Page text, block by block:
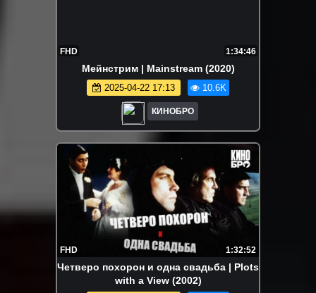
FHD 1:34:46
Мейнстрим | Mainstream (2020)
2025-04-22 17:13 10.6K
КИНОБРО
FHD 1:32:52
Четверо похорон и одна свадьба | Plots
with a View (2002)